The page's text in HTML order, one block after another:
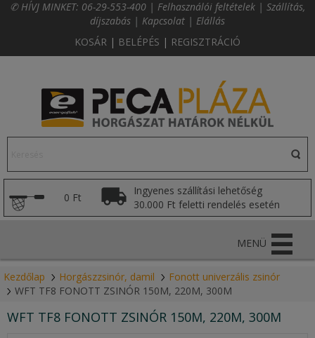
✆ HÍVJ MINKET: 06-29-553-400 | Felhasználói feltételek | Szállítás,
díjszabás | Kapcsolat | Elállás
KOSÁR | BELÉPÉS | REGISZTRÁCIÓ
0 Ft
Ingyenes szállítási lehetőség
30.000 Ft feletti rendelés esetén
MENÜ
Kezdőlap Horgászzsinór, damil
Fonott univerzális zsinór
WFT TF8 FONOTT ZSINÓR 150M, 220M, 300M
WFT TF8 FONOTT ZSINÓR 150M, 220M, 300M